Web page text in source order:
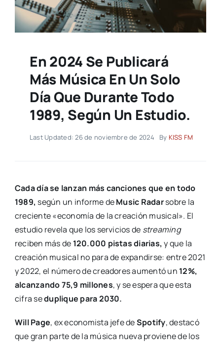
En 2024 Se Publicará
Más Música En Un Solo
Día Que Durante Todo
1989, Según Un Estudio.
Last Updated: 26 de noviembre de 2024 By KISS FM
Cada día se lanzan más canciones que en todo
1989, según un informe deMusic Radarsobre la
creciente «economía de la creación musical». El
estudio revela que los servicios de streaming
reciben más de 120.000 pistas diarias, y que la
creación musical no para de expandirse: entre 2021
y 2022, el número de creadores aumentó un 12%,
alcanzando 75,9 millones, y se espera que esta
cifra seduplique para 2030.
Will Page, ex economista jefe deSpotify, destacó
que gran parte de la música nueva proviene de los